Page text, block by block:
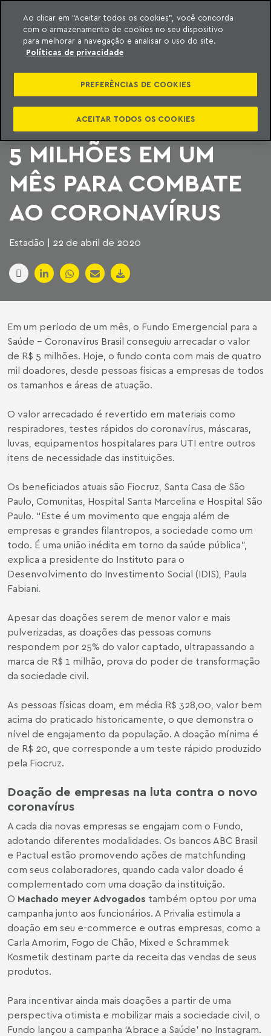
o conteúdo
Machado Meyer
FUNDO
EMERGENCIAL PARA A
SAÚDE ARRECADA R$
5 MILHÕES EM UM
MÊS PARA COMBATE
AO CORONAVÍRUS
Estadão | 22 de abril de 2020
Em um período de um mês, o Fundo Emergencial para a
Saúde - Coronavírus Brasil conseguiu arrecadar o valor
de R$ 5 milhões. Hoje, o fundo conta com mais de quatro
mil doadores, desde pessoas físicas a empresas de todos
os tamanhos e áreas de atuação.
O valor arrecadado é revertido em materiais como
respiradores, testes rápidos do coronavírus, máscaras,
luvas, equipamentos hospitalares para UTI entre outros
itens de necessidade das instituições.
Os beneficiados atuais são Fiocruz, Santa Casa de São
Paulo, Comunitas, Hospital Santa Marcelina e Hospital São
Paulo. “Este é um movimento que engaja além de
empresas e grandes filantropos, a sociedade como um
todo. É uma união inédita em torno da saúde pública”,
explica a presidente do Instituto para o
Desenvolvimento do Investimento Social (IDIS), Paula
Fabiani.
Apesar das doações serem de menor valor e mais
pulverizadas, as doações das pessoas comuns
respondem por 25% do valor captado, ultrapassando a
marca de R$ 1 milhão, prova do poder de transformação
da sociedade civil.
As pessoas físicas doam, em média R$ 328,00, valor bem
acima do praticado historicamente, o que demonstra o
nível de engajamento da população. A doação mínima é
de R$ 20, que corresponde a um teste rápido produzido
pela Fiocruz.
Doação de empresas na luta contra o novo
coronavírus
A cada dia novas empresas se engajam com o Fundo,
adotando diferentes modalidades. Os bancos ABC Brasil
e Pactual estão promovendo ações de matchfunding
com seus colaboradores, quando cada valor doado é
complementado com uma doação da instituição.
O Machado meyer Advogados também optou por uma
campanha junto aos funcionários. A Privalia estimula a
doação em seu e-commerce e outras empresas, como a
Carla Amorim, Fogo de Chão, Mixed e Schrammek
Kosmetik destinam parte da receita das vendas de seus
produtos.
Para incentivar ainda mais doações a partir de uma
perspectiva otimista e mobilizar mais a sociedade civil, o
Fundo lançou a campanha ‘Abrace a Saúde’ no Instagram.
Ao clicar em “Aceitar todos os cookies”, você concorda
com o armazenamento de cookies no seu dispositivo
para melhorar a navegação e analisar o uso do site.
Políticas de privacidade
PREFERÊNCIAS DE COOKIES
ACEITAR TODOS OS COOKIES